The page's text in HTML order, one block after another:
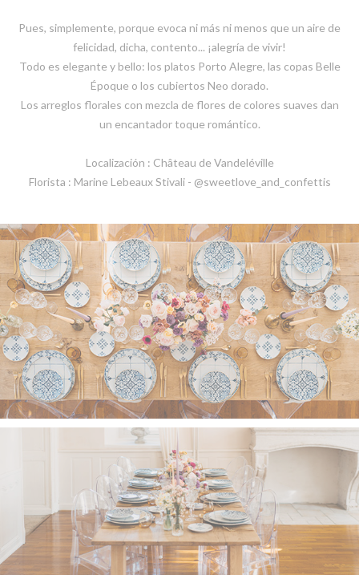
Pues, simplemente, porque evoca ni más ni menos que un aire de
felicidad, dicha, contento... ¡alegría de vivir!
Todo es elegante y bello: los platos Porto Alegre, las copas Belle
Époque o los cubiertos Neo dorado.
Los arreglos florales con mezcla de flores de colores suaves dan
un encantador toque romántico.
Localización : Château de Vandeléville
Florista : Marine Lebeaux Stivali - @sweetlove_and_confettis